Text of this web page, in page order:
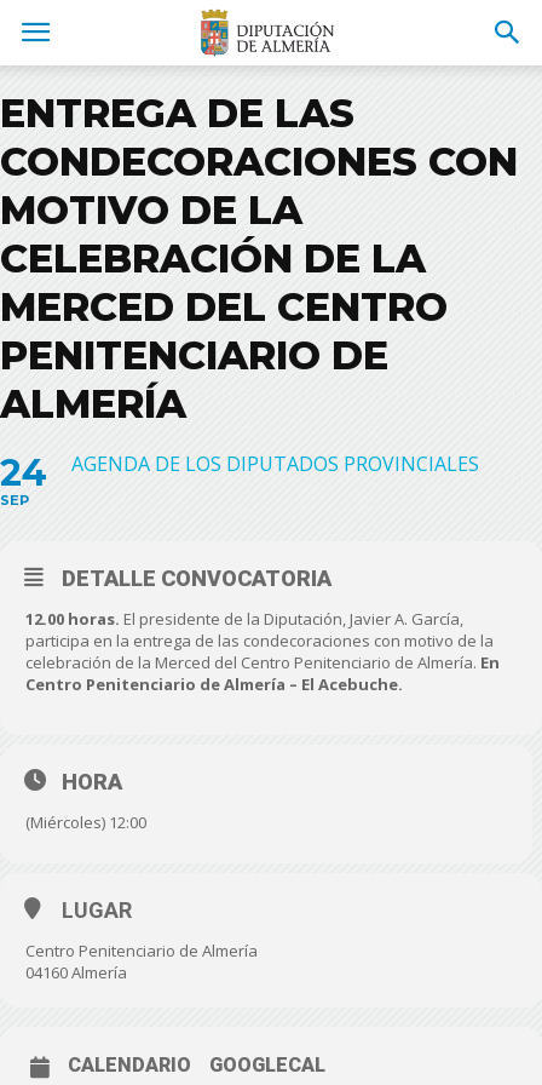
ENTREGA DE LAS
CONDECORACIONES CON
MOTIVO DE LA
CELEBRACIÓN DE LA
MERCED DEL CENTRO
PENITENCIARIO DE
ALMERÍA
24
SEP
AGENDA DE LOS DIPUTADOS PROVINCIALES
DETALLE CONVOCATORIA
12.00 horas. El presidente de la Diputación, Javier A. García,
participa en la entrega de las condecoraciones con motivo de la
celebración de la Merced del Centro Penitenciario de Almería. En
Centro Penitenciario de Almería – El Acebuche.
HORA
(Miércoles) 12:00
LUGAR
Centro Penitenciario de Almería
04160 Almería
CALENDARIO GOOGLECAL